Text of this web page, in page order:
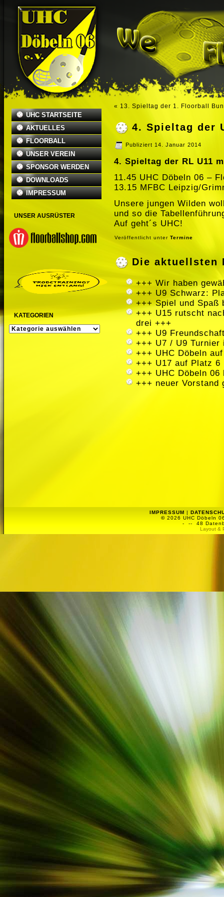
UHC STARTSEITE
AKTUELLES
FLOORBALL
UNSER VEREIN
SPONSOR WERDEN
DOWNLOADS
IMPRESSUM
UNSER AUSRÜSTER
KATEGORIEN
KATEGORIEN
« 13. Spieltag der 1. Floorball
4. Spieltag der
Publiziert 14. Januar 2014
4. Spieltag der RL U11
11.45 UHC Döbeln 06 –
13.15 MFBC Leipzig/
Unsere jungen Wilden
und so die
Auf geht´s UHC!
Veröffentlicht unter Termine
Die aktuellsten
+++ Wir haben
+++ U9 Schwarz:
+++ Spiel und Spaß
+++ U15 rutscht
drei +++
+++ U9
+++ U7 / U9 Turnier
+++ UHC Döbeln
+++ U17 auf Platz
+++ UHC Döbeln
+++ neuer Vorstand
IMPRESSUM |
© 2026 UHC Döbeln
-
-- 48
Layout &